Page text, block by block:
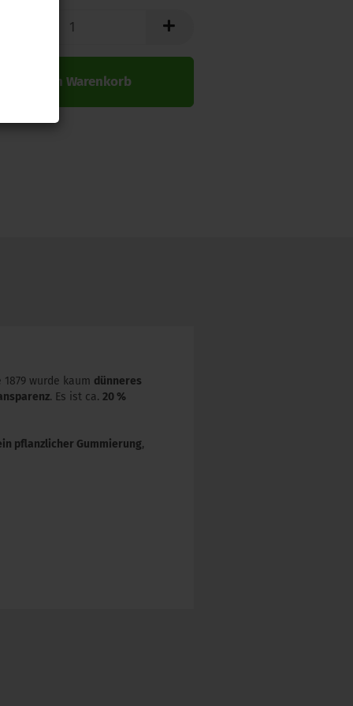
In den Warenkorb
wurde kaum dünneres
. Es ist ca. 20 %
pflanzlicher Gummierung,